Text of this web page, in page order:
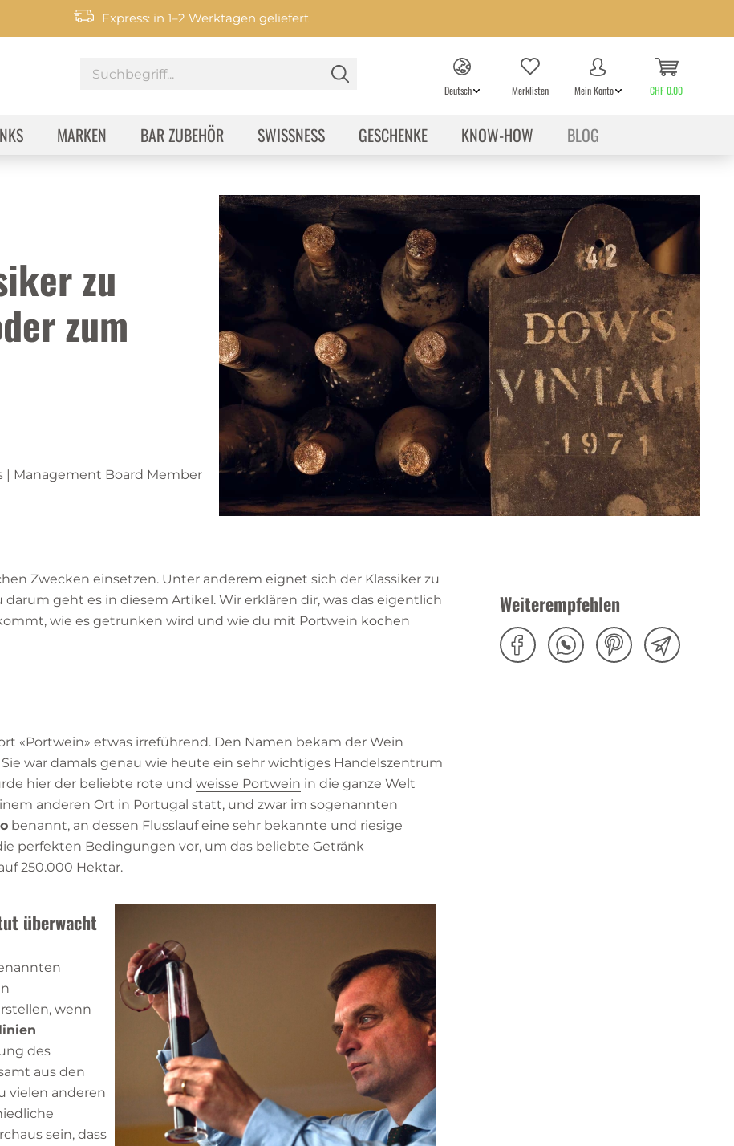
Express: in 1–2 Werktagen geliefert
Deutsch Merklisten Mein Konto CHF 0.00
MARKEN BAR ZUBEHÖR SWISSNESS GESCHENKE KNOW-HOW BLOG
zu
zum
| Management Board Member
Weiterempfehlen
Zwecken einsetzen. Unter anderem eignet sich der Klassiker zu
darum geht es in diesem Artikel. Wir erklären dir, was das eigentlich
wie es getrunken wird und wie du mit Portwein kochen
«Portwein» etwas irreführend. Den Namen bekam der Wein
Sie war damals genau wie heute ein sehr wichtiges Handelszentrum
hier der beliebte rote und weisse Portwein in die ganze Welt
anderen Ort in Portugal statt, und zwar im sogenannten
benannt, an dessen Flusslauf eine sehr bekannte und riesige
perfekten Bedingungen vor, um das beliebte Getränk
250.000 Hektar.
überwacht
wenn
des
aus den
vielen anderen
sein, dass